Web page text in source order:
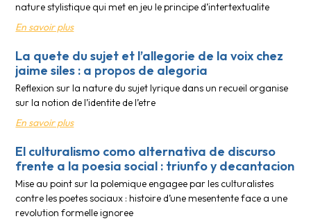
nature stylistique qui met en jeu le principe d’intertextualite
En savoir plus
La quete du sujet et l’allegorie de la voix chez
jaime siles : a propos de alegoria
Reflexion sur la nature du sujet lyrique dans un recueil organise
sur la notion de l’identite de l’etre
En savoir plus
El culturalismo como alternativa de discurso
frente a la poesia social : triunfo y decantacion
Mise au point sur la polemique engagee par les culturalistes
contre les poetes sociaux : histoire d’une mesentente face a une
revolution formelle ignoree